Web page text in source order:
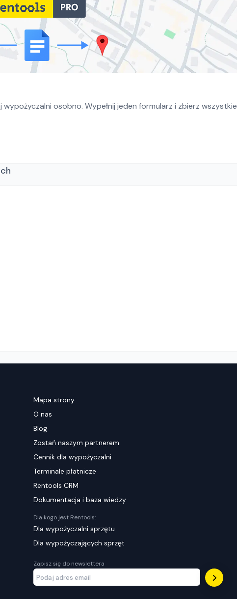
osobno. Wypełnij jeden formularz i zbierz wszystkie
Mapa strony
O nas
Blog
Zostań naszym partnerem
Cennik dla wypożyczalni
Terminale płatnicze
Rentools CRM
Dokumentacja i baza wiedzy
Dla kogo jest Rentools:
Dla wypożyczalni sprzętu
Dla wypożyczających sprzęt
Zapisz się do newslettera